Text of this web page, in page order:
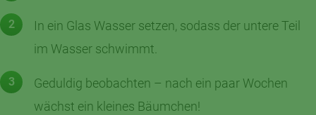
In ein Glas Wasser setzen, sodass der untere Teil
im Wasser schwimmt.
Geduldig beobachten – nach ein paar Wochen
wächst ein kleines Bäumchen!